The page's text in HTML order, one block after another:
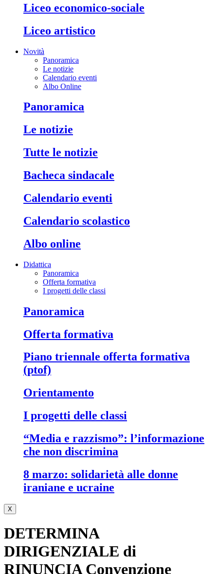
liceo economico-sociale
liceo artistico
Novità
Panoramica
Le notizie
Calendario eventi
Albo Online
panoramica
le notizie
tutte le notizie
bacheca sindacale
calendario eventi
calendario scolastico
albo online
Didattica
Panoramica
Offerta formativa
I progetti delle classi
panoramica
offerta formativa
piano triennale offerta formativa
(ptof)
orientamento
i progetti delle classi
“media e razzismo”: l’informazione
che non discrimina
8 marzo: solidarietà alle donne
iraniane e ucraine
X
DETERMINA
DIRIGENZIALE di
RINUNCIA Convenzione